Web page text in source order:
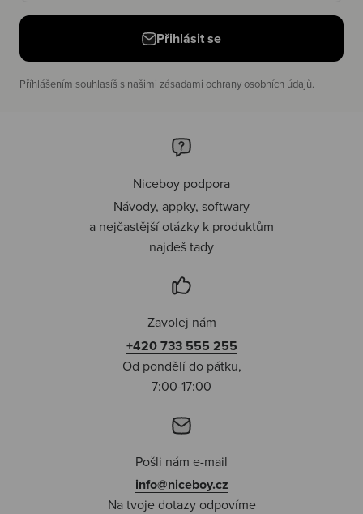
Přihlásit se
Příhlášením souhlasíš s našimi zásadami ochrany osobních údajů.
Niceboy podpora
Návody, appky, softwary
a nejčastější otázky k produktům
najdeš tady
Zavolej nám
+420 733 555 255
Od pondělí do pátku,
7:00-17:00
Pošli nám e-mail
info@niceboy.cz
Na tvoje dotazy odpovíme